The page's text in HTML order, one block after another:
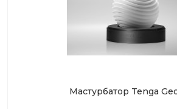
Мастурбатор Tenga